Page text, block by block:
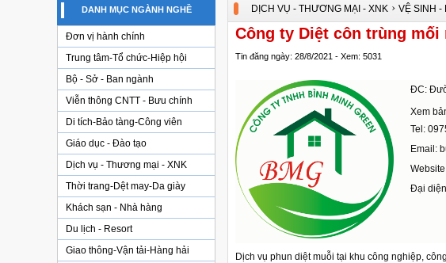
DANH MỤC NGÀNH NGHỀ
Đơn vị hành chính
Trung tâm-Tổ chức-Hiệp hội
Bộ - Sở - Ban ngành
Viễn thông CNTT - Bưu chính
Di tích-Bảo tàng-Công viên
Giáo dục - Đào tạo
Dịch vụ - Thương mại - XNK
Thời trang-Dệt may-Da giày
Khách sạn - Nhà hàng
Du lịch - Resort
Giao thông-Vận tải-Hàng hải
DỊCH VỤ - THƯƠNG MẠI - XNK › VỆ SINH -
Công ty Diệt côn trùng mối
Tin đăng ngày: 28/8/2021 - Xem: 5031
ĐC:
Xem
Tel:
Email:
Đại
Dịch vụ phun diệt muỗi tại khu công nghiệp,